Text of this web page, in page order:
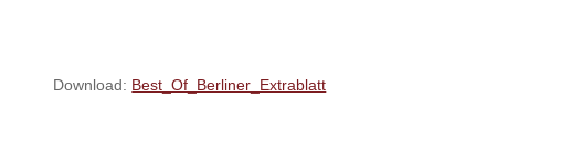
Download: Best_Of_Berliner_Extrablatt